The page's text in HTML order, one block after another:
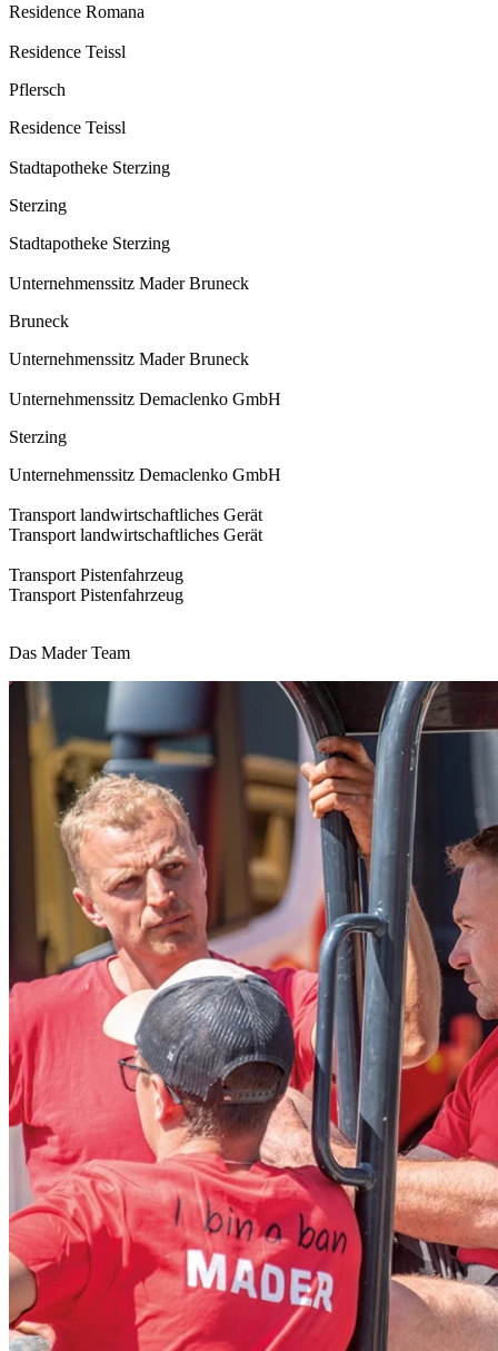
Residence Romana
Residence Teissl
Pflersch
Residence Teissl
Stadtapotheke Sterzing
Sterzing
Stadtapotheke Sterzing
Unternehmenssitz Mader Bruneck
Bruneck
Unternehmenssitz Mader Bruneck
Unternehmenssitz Demaclenko GmbH
Sterzing
Unternehmenssitz Demaclenko GmbH
Transport landwirtschaftliches Gerät
Transport landwirtschaftliches Gerät
Transport Pistenfahrzeug
Transport Pistenfahrzeug
Das Mader Team